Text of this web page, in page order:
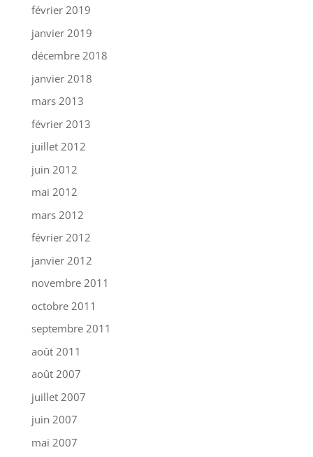
février 2019
janvier 2019
décembre 2018
janvier 2018
mars 2013
février 2013
juillet 2012
juin 2012
mai 2012
mars 2012
février 2012
janvier 2012
novembre 2011
octobre 2011
septembre 2011
août 2011
août 2007
juillet 2007
juin 2007
mai 2007